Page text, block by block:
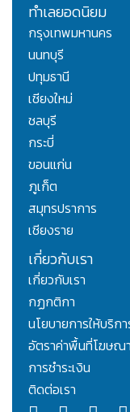
ทำเลยอดนิยม
กรุงเทพมหานคร
นนทบุรี
ปทุมธานี
เชียงใหม่
ชลบุรี
กระบี่
ขอนแก่น
ภูเก็ต
สมุทรปราการ
เชียงราย
เกี่ยวกับเรา
เกี่ยวกับเรา
กฏกติกา
นโยบายการให้บริกา
อัตราค่าพื้นที่โฆษณา
การชำระเงิน
ติดต่อเรา